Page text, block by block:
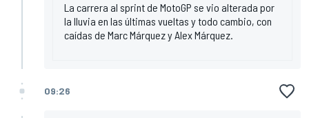
La carrera al sprint de MotoGP se vio alterada por
la lluvia en las últimas vueltas y todo cambio, con
caídas de Marc Márquez y Alex Márquez.
09:26